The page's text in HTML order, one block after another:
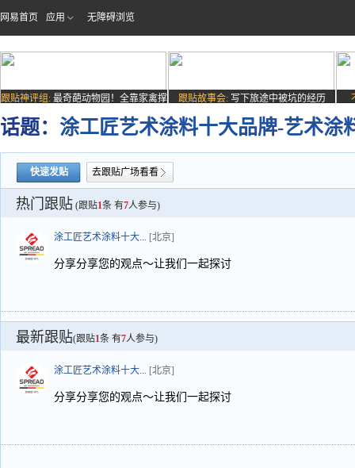
网易首页 应用 无障碍浏览
跟贴神评组: 最奇葩动物园！全靠家禽撑
场子
跟贴故事会: 写下旅途中被坑的经历
话题： 涂工匠艺术涂料十大品牌-艺术涂
快速发贴 去跟贴广场看看
热门跟贴 (跟贴1条 有7人参与)
涂工匠艺术涂料十大... [北京]
分享分享您的观点～让我们一起探讨
最新跟贴(跟贴1条 有7人参与)
涂工匠艺术涂料十大... [北京]
分享分享您的观点～让我们一起探讨